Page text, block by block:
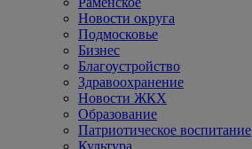
Новости округа
Подмосковье
Бизнес
Благоустройство
Здравоохранение
Новости ЖКХ
Образование
Патриотическое воспитание
Культура